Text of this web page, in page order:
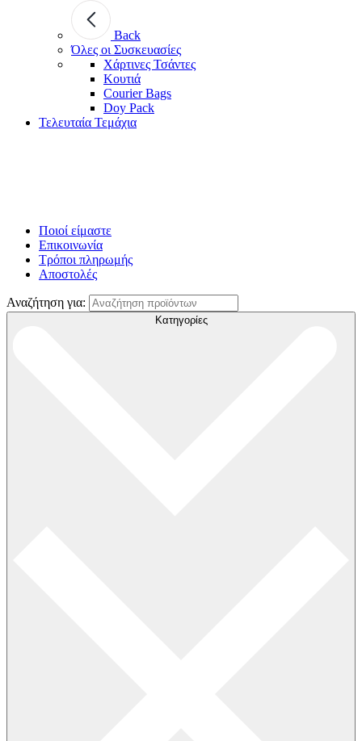
Back
Όλες οι Συσκευασίες
Χάρτινες Τσάντες
Κουτιά
Courier Bags
Doy Pack
Τελευταία Τεμάχια
Ποιοί είμαστε
Επικοινωνία
Τρόποι πληρωμής
Αποστολές
Αναζήτηση για:
Κατηγορίες